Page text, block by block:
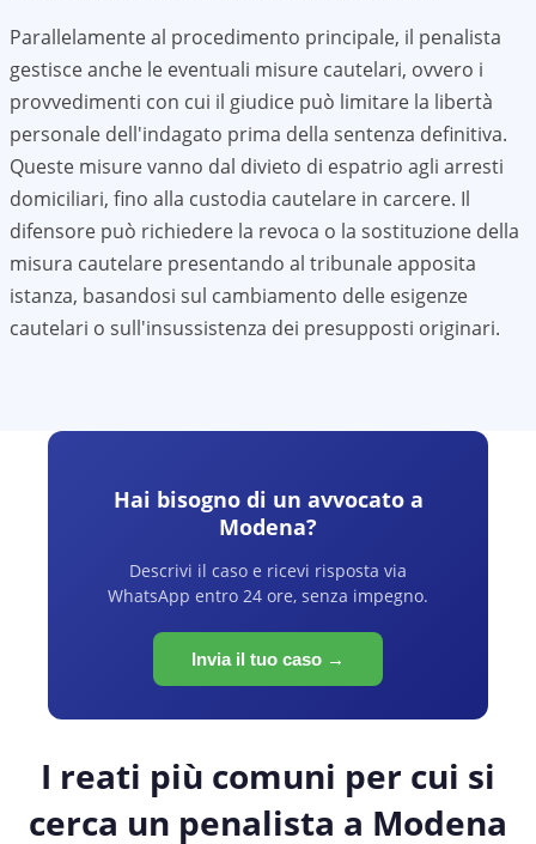
Parallelamente al procedimento principale, il penalista
gestisce anche le eventuali misure cautelari, ovvero i
provvedimenti con cui il giudice può limitare la libertà
personale dell'indagato prima della sentenza definitiva.
Queste misure vanno dal divieto di espatrio agli arresti
domiciliari, fino alla custodia cautelare in carcere. Il
difensore può richiedere la revoca o la sostituzione della
misura cautelare presentando al tribunale apposita
istanza, basandosi sul cambiamento delle esigenze
cautelari o sull'insussistenza dei presupposti originari.
Hai bisogno di un avvocato a
Modena?
Descrivi il caso e ricevi risposta via
WhatsApp entro 24 ore, senza impegno.
Invia il tuo caso →
I reati più comuni per cui si
cerca un penalista a Modena